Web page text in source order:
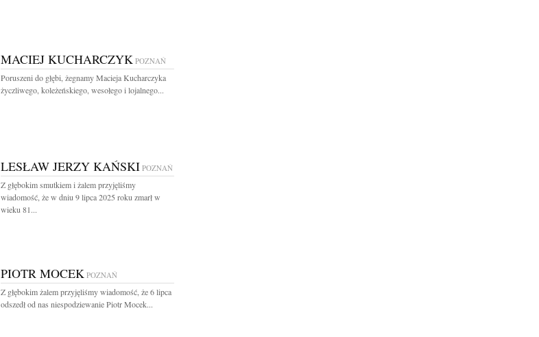
MACIEJ KUCHARCZYK POZNAŃ
Poruszeni do głębi, żegnamy Macieja Kucharczyka
życzliwego, koleżeńskiego, wesołego i lojalnego...
LESŁAW JERZY KAŃSKI POZNAŃ
Z głębokim smutkiem i żalem przyjęliśmy
wiadomość, że w dniu 9 lipca 2025 roku zmarł w
wieku 81...
PIOTR MOCEK POZNAŃ
Z głębokim żalem przyjęliśmy wiadomość, że 6 lipca
odszedł od nas niespodziewanie Piotr Mocek...